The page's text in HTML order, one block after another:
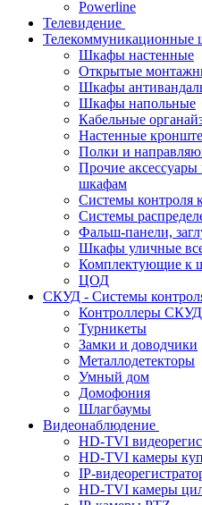
Powerline
Телевидение
Телекоммуникационные
Шкафы настенные
Открытые
Шкафы
Шкафы напольные
Кабельные
Настенные
Полки и
Прочие
шкафам
Системы контроля
Системы
Фальш-панели,
Шкафы уличные
Комплектующие к
ЦОД
СКУД - Системы
Контроллеры
Турникеты
Замки и доводчики
Металлодетекторы
Умный дом
Домофония
Шлагбаумы
Видеонаблюдение
HD-TVI
HD-TVI камеры
IP-
HD-TVI камеры